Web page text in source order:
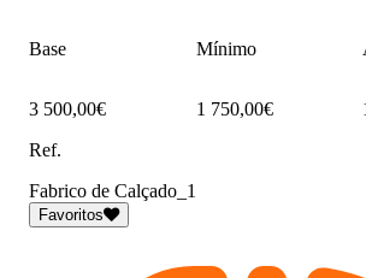
Base Mínimo
3 500,00€ 1 750,00€
Ref.
Fabrico de Calçado_1
Favoritos